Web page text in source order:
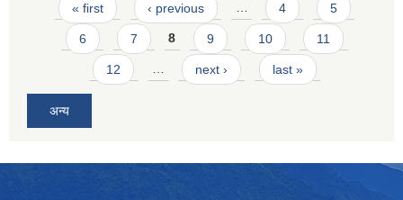
Pages
« first ‹ previous … 4 5
6 7 8 9 10 11
12 … next › last »
अन्य